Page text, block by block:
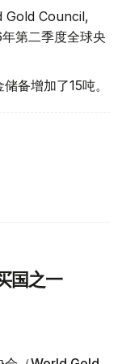
Gold Council,
第二季度全球央
备增加了15吨。
国之一